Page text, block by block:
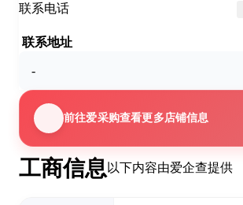
工商信息 以下内容由爱企查提供
联系电话
联系地址
-
前往爱采购查看更多店铺信息